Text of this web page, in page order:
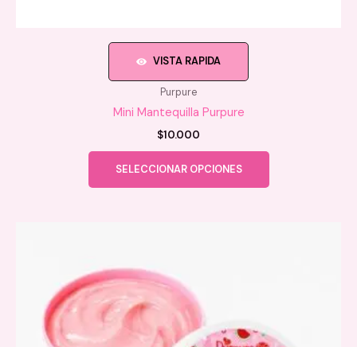
VISTA RAPIDA
Purpure
Mini Mantequilla Purpure
$10.000
SELECCIONAR OPCIONES
Este
tiene
en